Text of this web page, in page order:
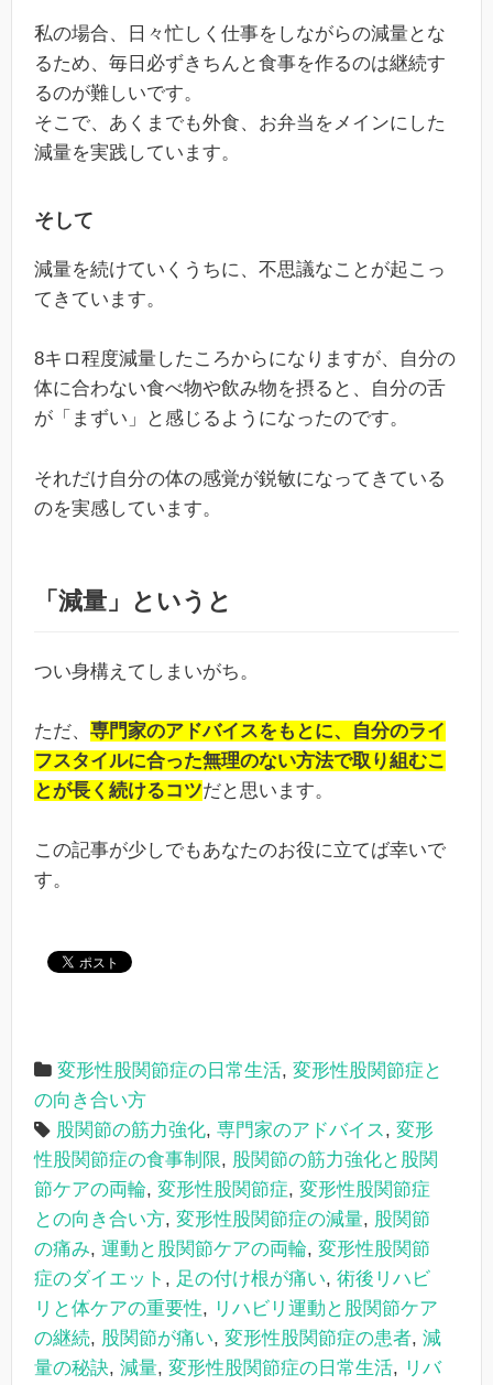
私の場合、日々忙しく仕事をしながらの減量とな
るため、毎日必ずきちんと食事を作るのは継続す
るのが難しいです。
そこで、あくまでも外食、お弁当をメインにした
減量を実践しています。
そして
減量を続けていくうちに、不思議なことが起こっ
てきています。
8キロ程度減量したころからになりますが、自分の
体に合わない食べ物や飲み物を摂ると、自分の舌
が「まずい」と感じるようになったのです。
それだけ自分の体の感覚が鋭敏になってきている
のを実感しています。
「減量」というと
つい身構えてしまいがち。
ただ、 専門家のアドバイスをもとに、自分のライ
フスタイルに合った無理のない方法で取り組むこ
とが長く続けるコツだと思います。
この記事が少しでもあなたのお役に立てば幸いで
す。
変形性股関節症の日常生活, 変形性股関節症と
の向き合い方
股関節の筋力強化, 専門家のアドバイス, 変形
性股関節症の食事制限, 股関節の筋力強化と股関
節ケアの両輪, 変形性股関節症, 変形性股関節症
との向き合い方, 変形性股関節症の減量, 股関節
の痛み, 運動と股関節ケアの両輪, 変形性股関節
症のダイエット , 足の付け根が痛い, 術後リハビ
リと体ケアの重要性, リハビリ運動と股関節ケア
の継続, 股関節が痛い, 変形性股関節症の患者, 減
量の秘訣, 減量, 変形性股関節症の日常生活, リバ